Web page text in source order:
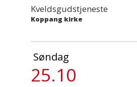
Kveldsgudstjeneste
Koppang kirke
Søndag
25.10